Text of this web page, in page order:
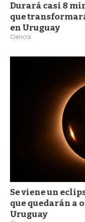
Durará casi 8
que
en Uruguay
Ciencia
Se viene un
que quedarán a
Uruguay